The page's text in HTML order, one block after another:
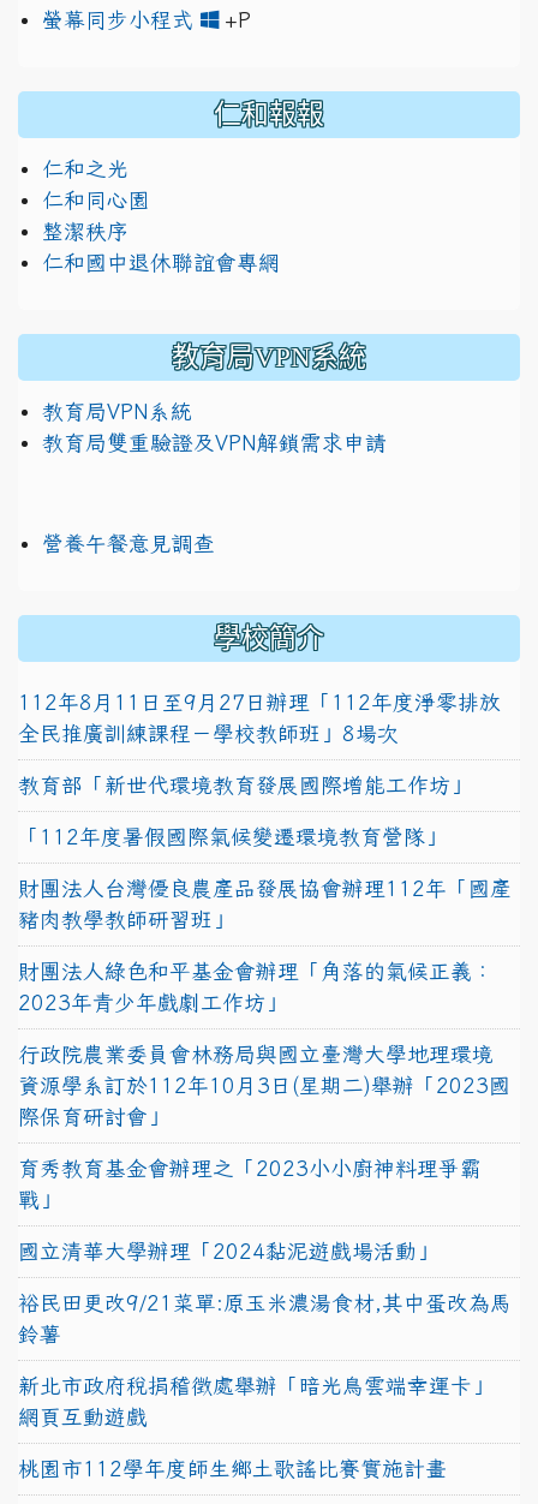
螢幕同步小程式
+P
仁和報報
仁和之光
仁和同心園
整潔秩序
仁和國中退休聯誼會專網
教育局VPN系統
教育局VPN系統
教育局雙重驗證及VPN解鎖需求申請
營養午餐意見調查
學校簡介
112年8月11日至9月27日辦理「112年度淨零排放
全民推廣訓練課程－學校教師班」8場次
教育部「新世代環境教育發展國際增能工作坊」
「112年度暑假國際氣候變遷環境教育營隊」
財團法人台灣優良農產品發展協會辦理112年「國產
豬肉教學教師研習班」
財團法人綠色和平基金會辦理「角落的氣候正義：
2023年青少年戲劇工作坊」
行政院農業委員會林務局與國立臺灣大學地理環境
資源學系訂於112年10月3日(星期二)舉辦「2023國
際保育研討會」
育秀教育基金會辦理之「2023小小廚神料理爭霸
戰」
國立清華大學辦理「2024黏泥遊戲場活動」
裕民田更改9/21菜單:原玉米濃湯食材,其中蛋改為馬
鈴薯
新北市政府稅捐稽徵處舉辦「暗光鳥雲端幸運卡」
網頁互動遊戲
桃園市112學年度師生鄉土歌謠比賽實施計畫